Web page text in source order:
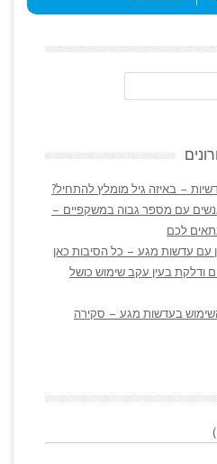
– באיזה גיל מומלץ להתחיל?
עם מספר גבוה במשקפיים –
לכם
עם עדשות מגע – כל הסיבות כאן
ודלקת בעין עקב שימוש כושל
בעדשות מגע – סקירה